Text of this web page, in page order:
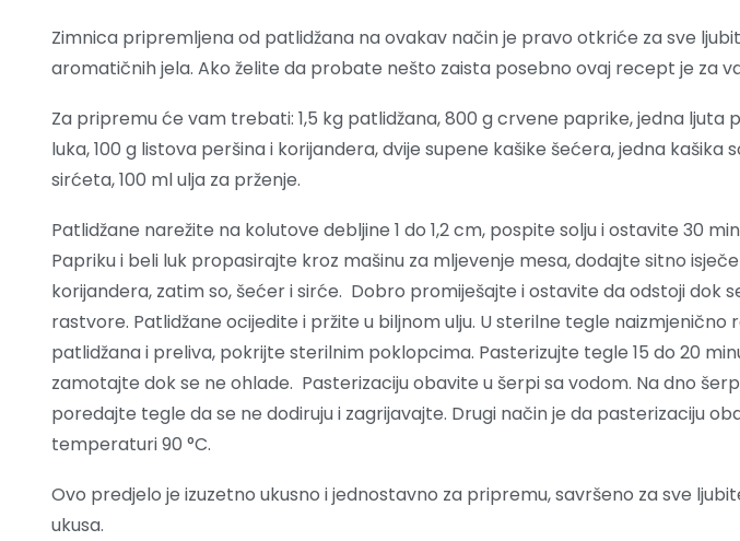
Zimnica pripremljena od patlidžana na ovakav način je pravo otkriće za sve
aromatičnih jela. Ako želite da probate nešto zaista posebno ovaj recept je za
Za pripremu će vam trebati: 1,5 kg patlidžana, 800 g crvene paprike, jedna ljuta
luka, 100 g listova peršina i korijandera, dvije supene kašike šećera, jedna kašika
sirćeta, 100 ml ulja za prženje.
Patlidžane narežite na kolutove debljine 1 do 1,2 cm, pospite solju i ostavite 30
Papriku i beli luk propasirajte kroz mašinu za mljevenje mesa, dodajte sitno
korijandera, zatim so, šećer i sirće. Dobro promiješajte i ostavite da odstoji dok
rastvore. Patlidžane ocijedite i pržite u biljnom ulju. U sterilne tegle naizmjenično
patlidžana i preliva, pokrijte sterilnim poklopcima. Pasterizujte tegle 15 do 20
zamotajte dok se ne ohlade. Pasterizaciju obavite u šerpi sa vodom. Na dno
poredajte tegle da se ne dodiruju i zagrijavajte. Drugi način je da pasterizaciju
temperaturi 90 °C.
Ovo predjelo je izuzetno ukusno i jednostavno za pripremu, savršeno za sve
ukusa.